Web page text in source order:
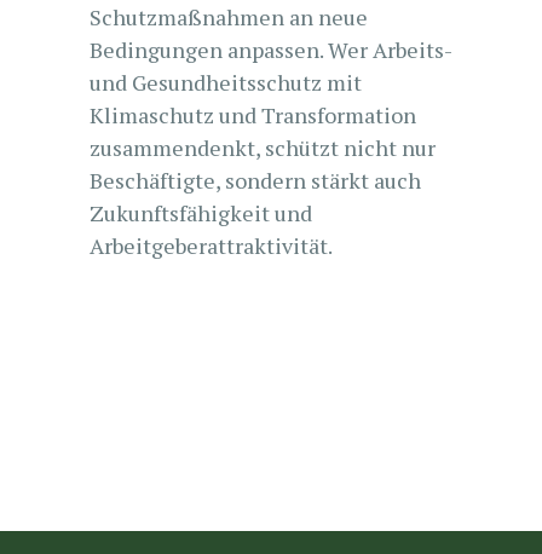
Schutzmaßnahmen an neue
Bedingungen anpassen. Wer Arbeits-
und Gesundheitsschutz mit
Klimaschutz und Transformation
zusammendenkt, schützt nicht nur
Beschäftigte, sondern stärkt auch
Zukunftsfähigkeit und
Arbeitgeberattraktivität.